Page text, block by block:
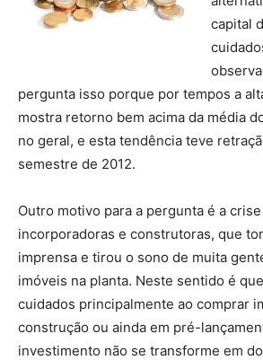
capital
pergunta isso porque por tempos a
mostra retorno bem acima da média
no geral, e esta tendência teve
semestre de 2012.
Outro motivo para a pergunta é a
incorporadoras e construtoras, que
imprensa e tirou o sono de muita
imóveis na planta. Neste sentido é
cuidados principalmente ao comprar
construção ou ainda em pré-
investimento não se transforme em